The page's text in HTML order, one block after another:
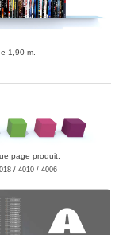
1,90 m.
page produit.
/ 4010 / 4006